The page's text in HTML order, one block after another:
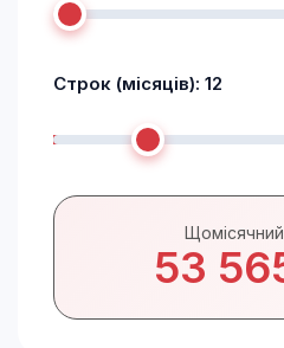
Строк (місяців): 12
Щомісячний
53